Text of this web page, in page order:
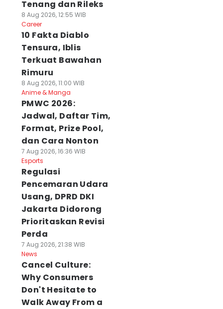
Tenang dan Rileks
8 Aug 2026, 12:55 WIB
Career
10 Fakta Diablo
Tensura, Iblis
Terkuat Bawahan
Rimuru
8 Aug 2026, 11:00 WIB
Anime & Manga
PMWC 2026:
Jadwal, Daftar Tim,
Format, Prize Pool,
dan Cara Nonton
7 Aug 2026, 16:36 WIB
Esports
Regulasi
Pencemaran Udara
Usang, DPRD DKI
Jakarta Didorong
Prioritaskan Revisi
Perda
7 Aug 2026, 21:38 WIB
News
Cancel Culture:
Why Consumers
Don't Hesitate to
Walk Away From a